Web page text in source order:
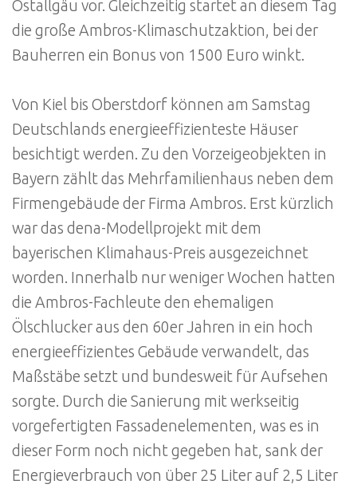
Ostallgäu vor. Gleichzeitig startet an diesem Tag
die große Ambros-Klimaschutzaktion, bei der
Bauherren ein Bonus von 1500 Euro winkt.
Von Kiel bis Oberstdorf können am Samstag
Deutschlands energieeffizienteste Häuser
besichtigt werden. Zu den Vorzeigeobjekten in
Bayern zählt das Mehrfamilienhaus neben dem
Firmengebäude der Firma Ambros. Erst kürzlich
war das dena-Modellprojekt mit dem
bayerischen Klimahaus-Preis ausgezeichnet
worden. Innerhalb nur weniger Wochen hatten
die Ambros-Fachleute den ehemaligen
Ölschlucker aus den 60er Jahren in ein hoch
energieeffizientes Gebäude verwandelt, das
Maßstäbe setzt und bundesweit für Aufsehen
sorgte. Durch die Sanierung mit werkseitig
vorgefertigten Fassadenelementen, was es in
dieser Form noch nicht gegeben hat, sank der
Energieverbrauch von über 25 Liter auf 2,5 Liter